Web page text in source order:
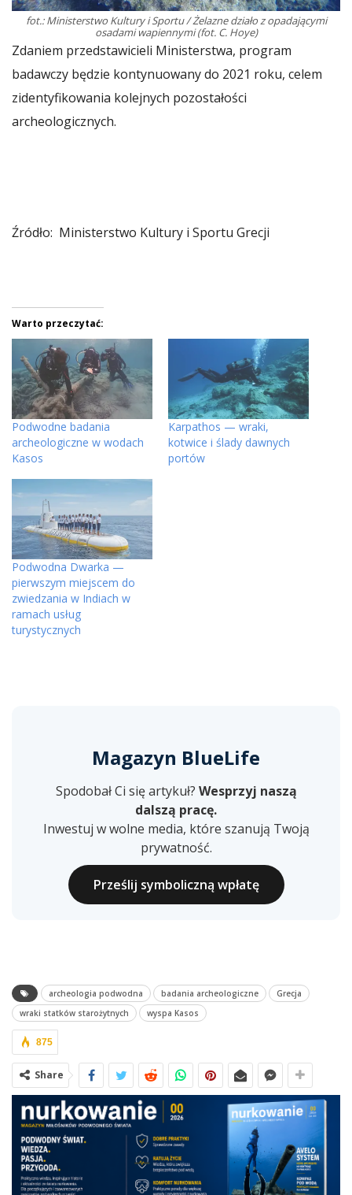
fot.: Ministerstwo Kultury i Sportu / Żelazne działo z opadającymi
osadami wapiennymi (fot. C. Hoye)
Zdaniem przedstawicieli Ministerstwa, program
badawczy będzie kontynuowany do 2021 roku, celem
zidentyfikowania kolejnych pozostałości
archeologicznych.
Źródło: Ministerstwo Kultury i Sportu Grecji
Warto przeczytać:
Podwodne badania
archeologiczne w wodach
Kasos
Karpathos — wraki,
kotwice i ślady dawnych
portów
Podwodna Dwarka —
pierwszym miejscem do
zwiedzania w Indiach w
ramach usług
turystycznych
Magazyn BlueLife
Spodobał Ci się artykuł? Wesprzyj naszą
dalszą pracę.
Inwestuj w wolne media, które szanują Twoją
prywatność.
Prześlij symboliczną wpłatę
archeologia podwodna badania archeologiczne
Grecja
wraki statków starożytnych
wyspa Kasos
875
Share